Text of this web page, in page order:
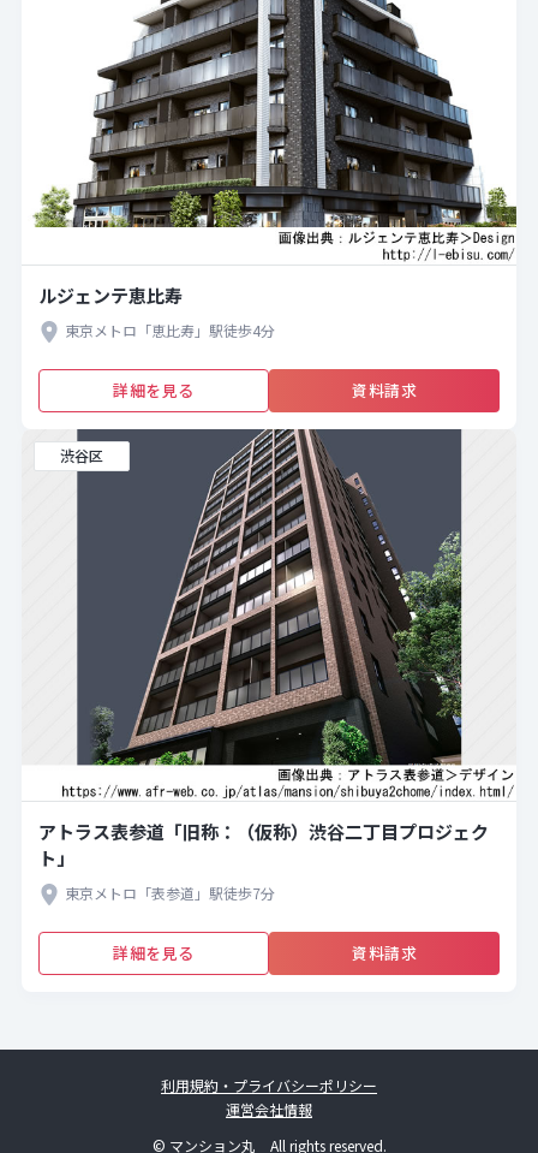
ルジェンテ恵比寿
東京メトロ「恵比寿」駅徒歩4分
詳細を見る 資料請求
渋谷区
アトラス表参道「旧称：（仮称）渋谷二丁目プロジェク
ト」
東京メトロ「表参道」駅徒歩7分
詳細を見る 資料請求
利用規約・プライバシーポリシー
運営会社情報
© マンション丸 All rights reserved.